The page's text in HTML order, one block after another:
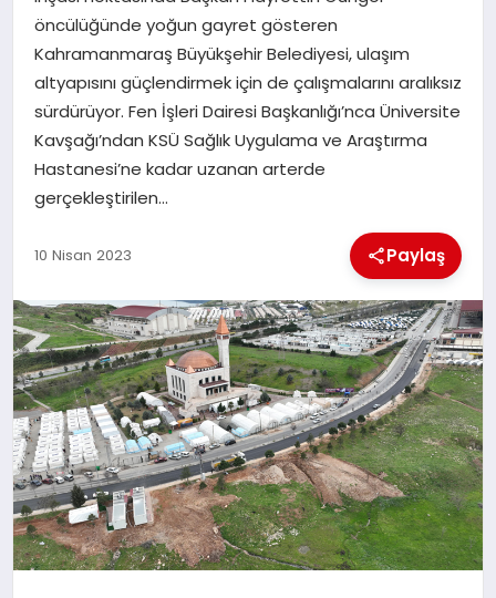
GENEL
SPOR
İLÇE HABERLERI
DÜNYA
KÜNYE
öncülüğünde yoğun gayret gösteren
Kahramanmaraş Büyükşehir Belediyesi, ulaşım
altyapısını güçlendirmek için de çalışmalarını aralıksız
sürdürüyor. Fen İşleri Dairesi Başkanlığı’nca Üniversite
Kavşağı’ndan KSÜ Sağlık Uygulama ve Araştırma
Hastanesi’ne kadar uzanan arterde
gerçekleştirilen…
10 Nisan 2023 Paylaş